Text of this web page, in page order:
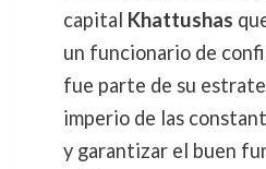
capital Khattushas
un funcionario de
fue parte de su
imperio de las
y garantizar el buen